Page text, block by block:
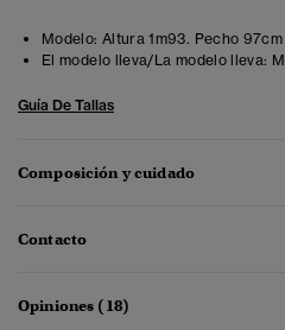
Modelo: Altura 1m93. Pecho 97cm
El modelo lleva/La modelo lleva: M
Guía De Tallas
Composición y cuidado
Contacto
Opiniones (18)